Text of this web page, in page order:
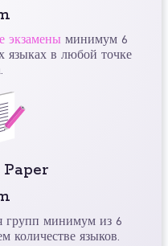
экзамены минимум 6
языках в любой точке
групп минимум из 6
количестве языков.